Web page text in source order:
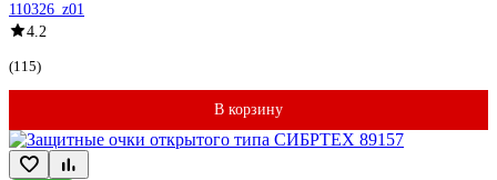
110326_z01
4.2
(115)
В корзину